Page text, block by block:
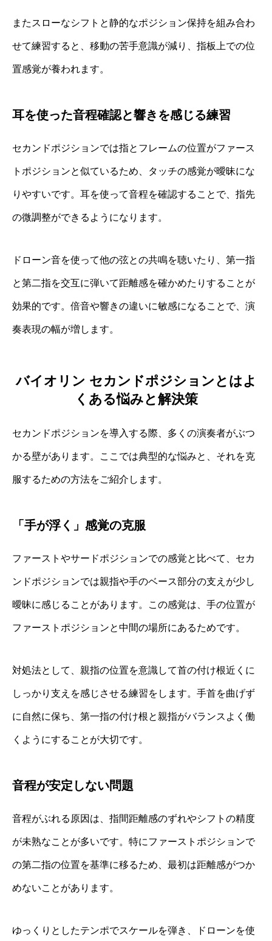
またスローなシフトと静的なポジション保持を組み合わ
せて練習すると、移動の苦手意識が減り、指板上での位
置感覚が養われます。
耳を使った音程確認と響きを感じる練習
セカンドポジションでは指とフレームの位置がファース
トポジションと似ているため、タッチの感覚が曖昧にな
りやすいです。耳を使って音程を確認することで、指先
の微調整ができるようになります。
ドローン音を使って他の弦との共鳴を聴いたり、第一指
と第二指を交互に弾いて距離感を確かめたりすることが
効果的です。倍音や響きの違いに敏感になることで、演
奏表現の幅が増します。
バイオリン セカンドポジションとはよ
くある悩みと解決策
セカンドポジションを導入する際、多くの演奏者がぶつ
かる壁があります。ここでは典型的な悩みと、それを克
服するための方法をご紹介します。
「手が浮く」感覚の克服
ファーストやサードポジションでの感覚と比べて、セカ
ンドポジションでは親指や手のベース部分の支えが少し
曖昧に感じることがあります。この感覚は、手の位置が
ファーストポジションと中間の場所にあるためです。
対処法として、親指の位置を意識して首の付け根近くに
しっかり支えを感じさせる練習をします。手首を曲げず
に自然に保ち、第一指の付け根と親指がバランスよく働
くようにすることが大切です。
音程が安定しない問題
音程がぶれる原因は、指間距離感のずれやシフトの精度
が未熟なことが多いです。特にファーストポジションで
の第二指の位置を基準に移るため、最初は距離感がつか
めないことがあります。
ゆっくりとしたテンポでスケールを弾き、ドローンを使